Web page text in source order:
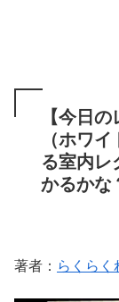
【今日
（ホワ
る室内レ
かるかな
著者： らくらく